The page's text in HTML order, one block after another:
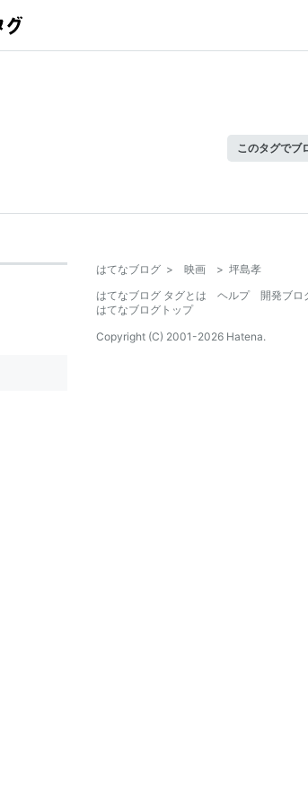
このタグでブ
はてなブログ > 映画 > 坪島孝
はてなブログ タグとは
ヘルプ
開発ブロ
はてなブログトップ
Copyright (C) 2001-2026 Hatena.